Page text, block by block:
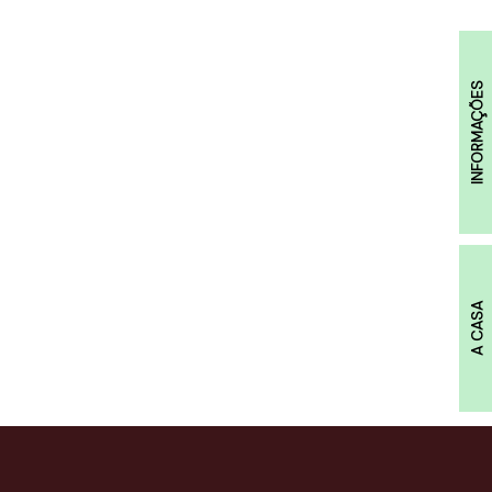
INFORMAÇÕES
A CASA